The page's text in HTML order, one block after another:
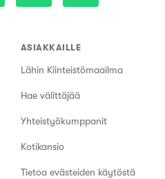
ASIAKKAILLE
Lähin Kiinteistömaailma
Hae välittäjää
Yhteistyökumppanit
Kotikansio
Tietoa evästeiden käytöstä